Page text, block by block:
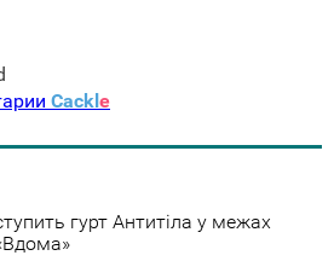
Cackle
гурт Антитіла у межах